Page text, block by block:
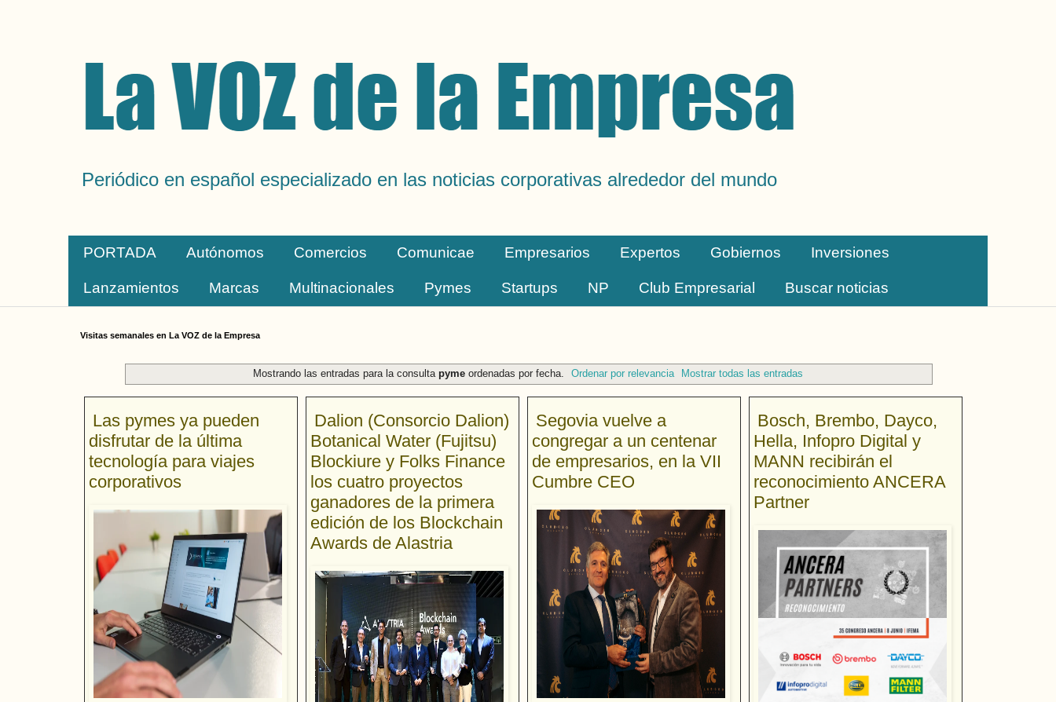
Periódico en español especializado en las noticias corporativas alrededor del mundo
PORTADA Autónomos Comercios Comunicae Empresarios Expertos Gobiernos Inversiones
Lanzamientos Marcas Multinacionales Pymes Startups NP Club Empresarial Buscar noticias
Visitas semanales en La VOZ de la Empresa
Mostrando las entradas para la consulta pymeordenadas por fecha. Ordenar por relevancia Mostrar todas las entradas
Las pymes ya pueden
disfrutar de la última
tecnología para viajes
corporativos
Dalion (Consorcio Dalion)
Botanical Water (Fujitsu)
Blockiure y Folks Finance
los cuatro proyectos
ganadores de la primera
edición de los Blockchain
Awards de Alastria
Segovia vuelve a
congregar a un centenar
de empresarios, en la VII
Cumbre CEO
Bosch, Brembo, Dayco,
Hella, Infopro Digital y
MANN recibirán el
reconocimiento ANCERA
Partner